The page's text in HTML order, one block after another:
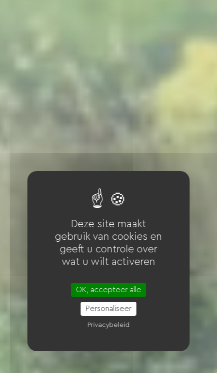
Deze site maakt
gebruik van cookies en
geeft u controle over
wat u wilt activeren
OK, accepteer alle
Personaliseer
Privacybeleid